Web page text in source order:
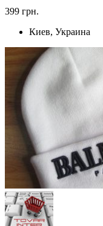
399 грн.
Киев, Украина